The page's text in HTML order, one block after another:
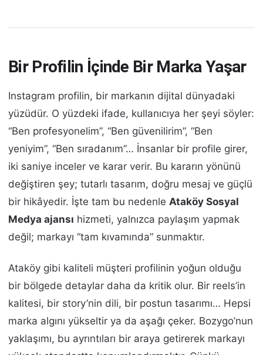
Bir Profilin İçinde Bir Marka Yaşar
Instagram profilin, bir markanın dijital dünyadaki
yüzüdür. O yüzdeki ifade, kullanıcıya her şeyi söyler:
“Ben profesyonelim”, “Ben güvenilirim”, “Ben
yeniyim”, “Ben sıradanım”… İnsanlar bir profile girer,
iki saniye inceler ve karar verir. Bu kararın yönünü
değiştiren şey; tutarlı tasarım, doğru mesaj ve güçlü
bir hikâyedir. İşte tam bu nedenle Ataköy Sosyal
Medya ajansı hizmeti, yalnızca paylaşım yapmak
değil; markayı “tam kıvamında” sunmaktır.
Ataköy gibi kaliteli müşteri profilinin yoğun olduğu
bir bölgede detaylar daha da kritik olur. Bir reels’in
kalitesi, bir story’nin dili, bir postun tasarımı… Hepsi
marka algını yükseltir ya da aşağı çeker. Bozygo’nun
yaklaşımı, bu ayrıntıları bir araya getirerek markayı